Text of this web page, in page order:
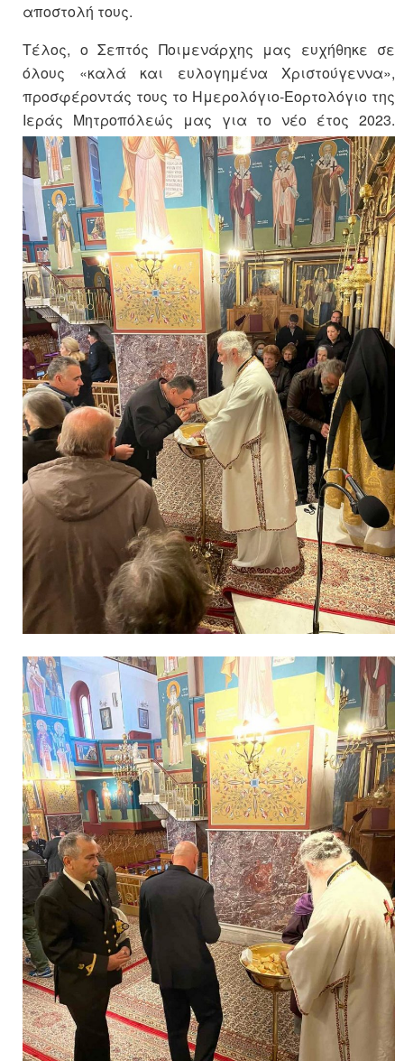
αποστολή τους.
Τέλος, ο Σεπτός Ποιμενάρχης μας ευχήθηκε σε
όλους «καλά και ευλογημένα Χριστούγεννα»,
προσφέροντάς τους το Ημερολόγιο-Εορτολόγιο της
Ιεράς Μητροπόλεώς μας για το νέο έτος 2023.